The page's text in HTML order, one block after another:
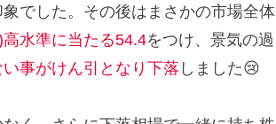
でした。その後はまさかの市場全体
水準に当たる54.4をつけ、景気の過
事がけん引となり下落 しました😢